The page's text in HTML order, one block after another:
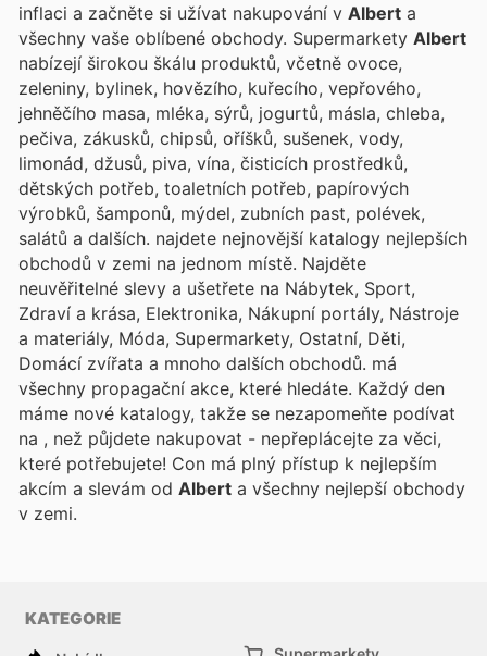
inflaci a začněte si užívat nakupování v Albert a
všechny vaše oblíbené obchody. Supermarkety Albert
nabízejí širokou škálu produktů, včetně ovoce,
zeleniny, bylinek, hovězího, kuřecího, vepřového,
jehněčího masa, mléka, sýrů, jogurtů, másla, chleba,
pečiva, zákusků, chipsů, oříšků, sušenek, vody,
limonád, džusů, piva, vína, čisticích prostředků,
dětských potřeb, toaletních potřeb, papírových
výrobků, šamponů, mýdel, zubních past, polévek,
salátů a dalších. najdete nejnovější katalogy nejlepších
obchodů v zemi na jednom místě. Najděte
neuvěřitelné slevy a ušetřete na Nábytek, Sport,
Zdraví a krása, Elektronika, Nákupní portály, Nástroje
a materiály, Móda, Supermarkety, Ostatní, Děti,
Domácí zvířata a mnoho dalších obchodů. má
všechny propagační akce, které hledáte. Každý den
máme nové katalogy, takže se nezapomeňte podívat
na , než půjdete nakupovat - nepřeplácejte za věci,
které potřebujete! Con má plný přístup k nejlepším
akcím a slevám od Albert a všechny nejlepší obchody
v zemi.
KATEGORIE